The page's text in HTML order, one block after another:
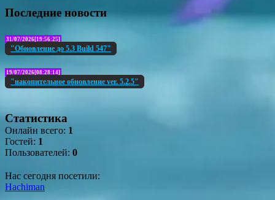
Последние новости
31/07/2026[19:56:25]
"Обновление до 5.3 Build 547"
19/07/2026[08:28:14]
"накопительное обновление ver. 5.2.5"
Статистика
Онлайн всего: 1
Гостей: 1
Пользователей: 0
Нас сегодня посетили:
Hachiman